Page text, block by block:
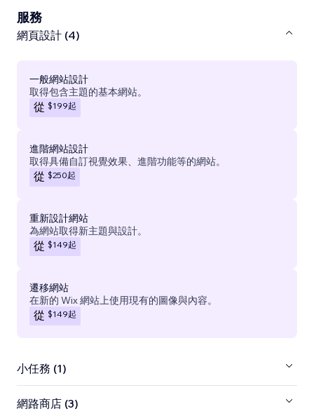
服務
網頁設計 (4)
一般網站設計
取得包含主題的基本網站。
從 $199起
進階網站設計
取得具備自訂視覺效果、進階功能等的網站。
從 $250起
重新設計網站
為網站取得新主題與設計。
從 $149起
遷移網站
在新的 Wix 網站上使用現有的圖像與內容。
從 $149起
小任務 (1)
網路商店 (3)